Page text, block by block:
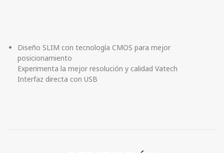
Diseño SLIM con tecnología CMOS para mejor
posicionamiento
Experimenta la mejor resolución y calidad Vatech
Interfaz directa con USB